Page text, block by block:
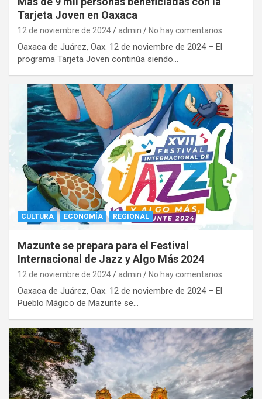
Tarjeta Joven en Oaxaca
12 de noviembre de 2024 admin No hay comentarios
Oaxaca de Juárez, Oax. 12 de noviembre de 2024 – El
programa Tarjeta Joven continúa siendo…
CULTURA ECONOMÍA REGIONAL
Mazunte se prepara para el Festival
Internacional de Jazz y Algo Más 2024
12 de noviembre de 2024 admin No hay comentarios
Oaxaca de Juárez, Oax. 12 de noviembre de 2024 – El
Pueblo Mágico de Mazunte se…